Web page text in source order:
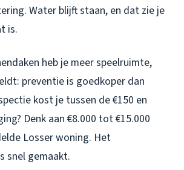
Water blijft staan, en dat zie je
is.
heb je meer speelruimte,
preventie is goedkoper dan
kost je tussen de €150 en
Denk aan €8.000 tot €15.000
Losser woning. Het
snel gemaakt.